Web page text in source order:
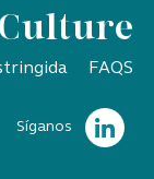
FAQS
Síganos